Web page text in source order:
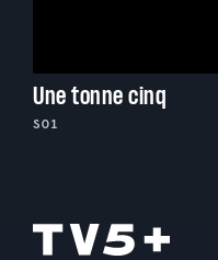
Une tonne cinq
S01